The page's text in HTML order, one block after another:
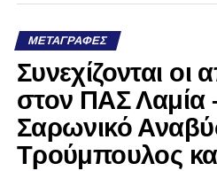
ΜΕΤΑΓΡΑΦΈΣ
Συνεχίζονται
στον ΠΑΣ Λαμία
Σαρωνικό
Τρούμπουλος